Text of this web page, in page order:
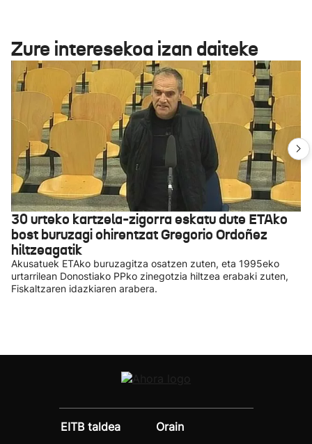
Zure interesekoa izan daiteke
30 urteko kartzela-zigorra eskatu dute ETAko
bost buruzagi ohirentzat Gregorio Ordoñez
hiltzeagatik
Akusatuek ETAko buruzagitza osatzen zuten, eta 1995eko
urtarrilean Donostiako PPko zinegotzia hiltzea erabaki zuten,
Fiskaltzaren idazkiaren arabera.
EITB taldea
Orain